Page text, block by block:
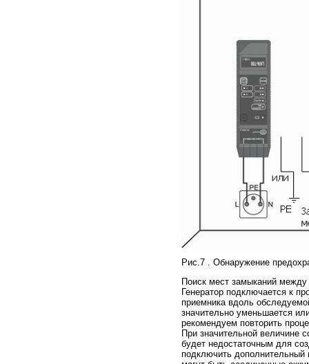
Рис.7 . Обнаружение
Поиск мест замыканий
Генератор подключается к
приемника вдоль
значительно уменьшается
рекомендуем повторить
При значительной величине
будет недостаточным для
подключить дополнительный